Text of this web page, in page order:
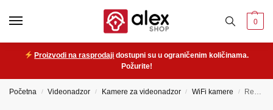
0
Proizvodi na rasprodaji dostupni su u ograničenim količinama.
Požurite!
Početna / Videonadzor / Kamere za videonadzor / WiFi kamere / Reolink E430 (Lumus) – WiFi kamera s reflektorom